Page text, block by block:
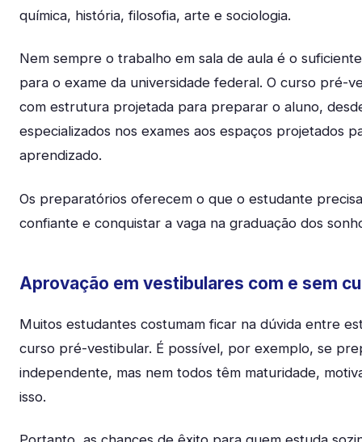
química, história, filosofia, arte e sociologia.
Nem sempre o trabalho em sala de aula é o
para o exame da universidade federal. O curso pré-
com estrutura projetada para preparar o aluno,
especializados nos exames aos espaços projetados
aprendizado.
Os preparatórios oferecem o que o estudante
confiante e conquistar a vaga na graduação dos
Aprovação em vestibulares com e sem
Muitos estudantes costumam ficar na dúvida entre
curso pré-vestibular. É possível, por exemplo, se
independente, mas nem todos têm maturidade,
isso.